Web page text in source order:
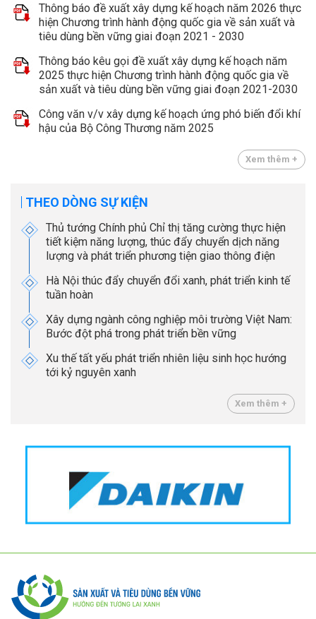
Thông báo đề xuất xây dựng kế hoạch năm 2026 thực
hiện Chương trình hành động quốc gia về sản xuất và
tiêu dùng bền vững giai đoạn 2021 - 2030
Thông báo kêu gọi đề xuất xây dựng kế hoạch năm
2025 thực hiện Chương trình hành động quốc gia về
sản xuất và tiêu dùng bền vững giai đoạn 2021-2030
Công văn v/v xây dựng kế hoạch ứng phó biến đổi khí
hậu của Bộ Công Thương năm 2025
Xem thêm +
THEO DÒNG SỰ KIỆN
Thủ tướng Chính phủ Chỉ thị tăng cường thực hiện
tiết kiệm năng lượng, thúc đẩy chuyển dịch năng
lượng và phát triển phương tiện giao thông điện
Hà Nội thúc đẩy chuyển đổi xanh, phát triển kinh tế
tuần hoàn
Xây dựng ngành công nghiệp môi trường Việt Nam:
Bước đột phá trong phát triển bền vững
Xu thế tất yếu phát triển nhiên liệu sinh học hướng
tới kỷ nguyên xanh
Xem thêm +